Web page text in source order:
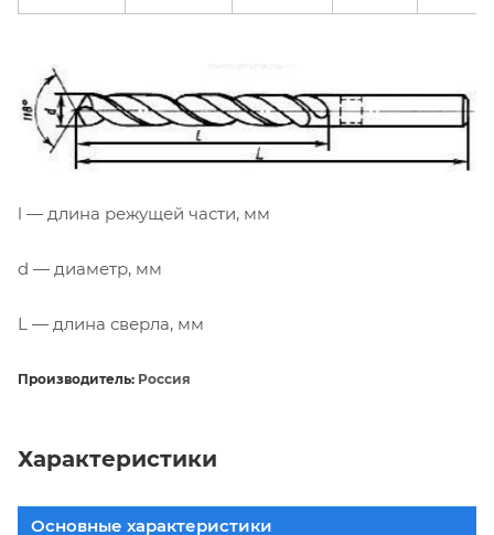
l — длина режущей части, мм
d — диаметр, мм
L — длина сверла, мм
Производитель: Россия
Характеристики
Основные характеристики